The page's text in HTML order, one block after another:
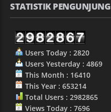
STATISTIK PENGUNJUNG
Users Today : 2820
Users Yesterday : 4869
This Month : 16410
This Year : 653214
Total Users : 2982865
Views Today : 7696